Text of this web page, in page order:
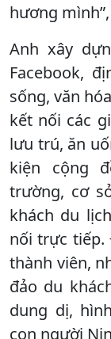
hương
Anh xây
Facebook,
sống, văn
kết nối các
lưu trú, ăn
kiện cộng
trường, cơ
khách du
nối trực tiếp.
thành viên,
đảo du
dung dị,
con người